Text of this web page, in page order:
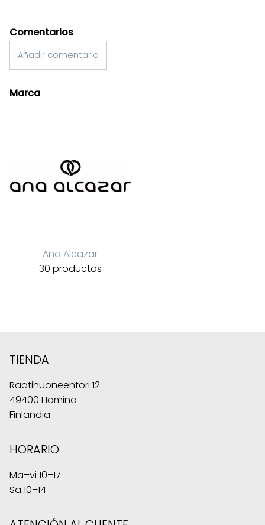
Comentarios
Añadir comentario
Marca
Ana Alcazar
30 productos
TIENDA
Raatihuoneentori 12
49400 Hamina
Finlandia
HORARIO
Ma–vi 10–17
Sa 10–14